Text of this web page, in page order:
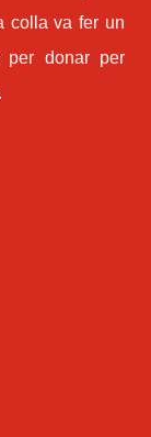
colla va fer un
per donar per